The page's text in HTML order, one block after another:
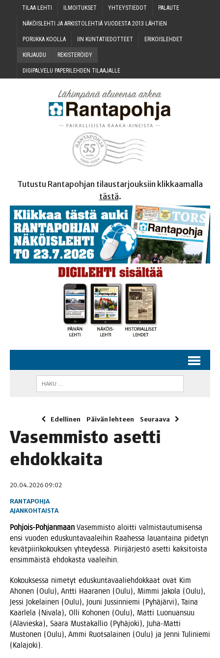
TILAA LEH­TI ILMOI­TUK­SET YHTEYS­TIE­DOT PALAU­TE
NÄKÖIS­LEH­TI JA ARKIS­TO­LEH­TIÄ VUO­DES­TA 2013 LÄHTIEN
PORUK­KA KOOLLA IIN KUN­TA­TIE­DOT­TEET ERI­KOIS­LEH­DET
KIR­JAU­DU REKIS­TE­RÖI­DY
DIGI­PAL­VE­LU PAPE­RI­LEH­DEN TILAAJALLE
Tutustu Rantapohjan tilaustarjouksiin klikkaamalla
tästä.
Edellinen Päivän lehteen Seuraava
Vasem­mis­to aset­ti
ehdokkaita
20.04.2026 09:02
RANTAPOHJA
AJANKOHTAISTA
Poh­jois-Poh­jan­maan Vasem­mis­to aloit­ti val­mis­tau­tu­mi­sen­sa
ensi vuo­den edus­kun­ta­vaa­lei­hin Raa­hes­sa lau­an­tai­na pide­tyn
kevät­pii­ri­ko­kouk­sen yhtey­des­sä. Pii­ri­jär­jes­tö aset­ti kak­si­tois­ta
ensim­mäis­tä ehdo­kas­ta vaaleihin.
Kokouk­ses­sa nime­tyt edus­kun­ta­vaa­lieh­dok­kaat ovat Kim
Aho­nen (Oulu), Ant­ti Haa­ra­nen (Oulu), Mim­mi Jako­la (Oulu),
Jes­si Joke­lai­nen (Oulu), Jou­ni Jus­sin­nie­mi (Pyhä­jär­vi), Tai­na
Kaar­le­la (Niva­la), Olli Koho­nen (Oulu), Mat­ti Luo­nuan­suu
(Ala­vies­ka), Saa­ra Mus­ta­kal­lio (Pyhä­jo­ki), Juha-Mat­ti
Mus­to­nen (Oulu), Ammi Ruot­sa­lai­nen (Oulu) ja Jen­ni Tuli­nie­mi
(Kala­jo­ki).